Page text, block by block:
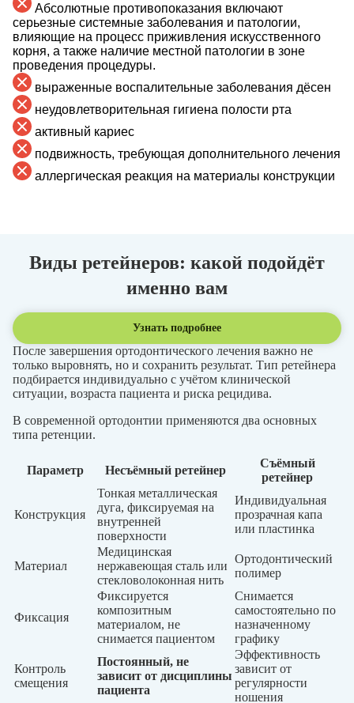
Абсолютные противопоказания включают
серьезные системные заболевания и патологии,
влияющие на процесс приживления искусственного
корня, а также наличие местной патологии в зоне
проведения процедуры.
выраженные воспалительные заболевания дёсен
неудовлетворительная гигиена полости рта
активный кариес
подвижность, требующая дополнительного лечения
аллергическая реакция на материалы конструкции
Виды ретейнеров: какой подойдёт
именно вам
Узнать подробнее
После завершения ортодонтического лечения важно не
только выровнять, но и сохранить результат. Тип ретейнера
подбирается индивидуально с учётом клинической
ситуации, возраста пациента и риска рецидива.
В современной ортодонтии применяются два основных
типа ретенции.
Параметр Несъёмный ретейнер
Съёмный
ретейнер
Конструкция
Тонкая металлическая
дуга, фиксируемая на
внутренней
поверхности
Индивидуальная
прозрачная капа
или пластинка
Материал
Медицинская
нержавеющая сталь или
стекловолоконная нить
Ортодонтический
полимер
Фиксация
Фиксируется
композитным
материалом, не
снимается пациентом
Снимается
самостоятельно по
назначенному
графику
Контроль
смещения
Постоянный, не
зависит от дисциплины
пациента
Эффективность
зависит от
регулярности
ношения